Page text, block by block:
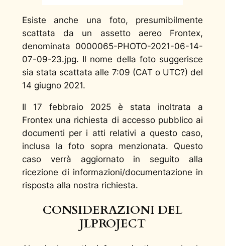
Esiste anche una foto, presumibilmente
scattata da un assetto aereo Frontex,
denominata 0000065-PHOTO-2021-06-14-
07-09-23.jpg. Il nome della foto suggerisce
sia stata scattata alle 7:09 (CAT o UTC?) del
14 giugno 2021.
Il 17 febbraio 2025 è stata inoltrata a
Frontex una richiesta di accesso pubblico ai
documenti per i atti relativi a questo caso,
inclusa la foto sopra menzionata. Questo
caso verrà aggiornato in seguito alla
ricezione di informazioni/documentazione in
risposta alla nostra richiesta.
CONSIDERAZIONI DEL
JLPROJECT